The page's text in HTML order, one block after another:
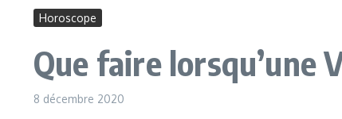
Horoscope
Que faire lorsqu’une
8 décembre 2020